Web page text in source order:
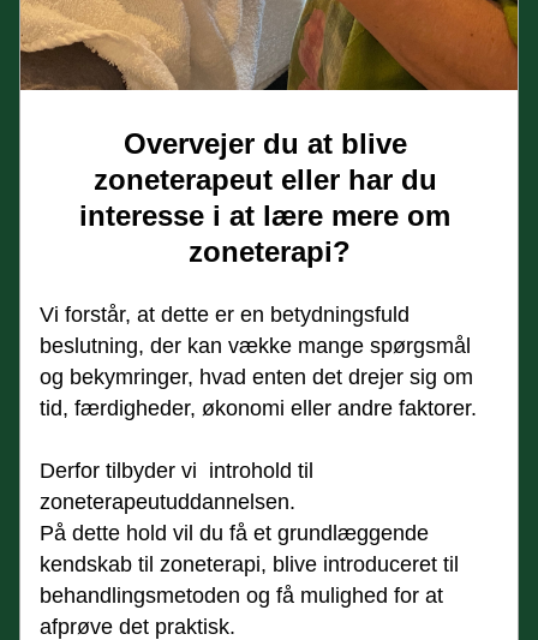
Overvejer du at blive
zoneterapeut eller har du
interesse i at lære mere om
zoneterapi?
Vi forstår, at dette er en betydningsfuld
beslutning, der kan vække mange spørgsmål
og bekymringer, hvad enten det drejer sig om
tid, færdigheder, økonomi eller andre faktorer.
Derfor tilbyder vi  introhold til
zoneterapeutuddannelsen.
På dette hold vil du få et grundlæggende
kendskab til zoneterapi, blive introduceret til
behandlingsmetoden og få mulighed for at
afprøve det praktisk.